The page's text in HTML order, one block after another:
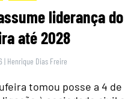
liderança do
até 2028
| Henrique Dias Freire
tomou posse a 4 de